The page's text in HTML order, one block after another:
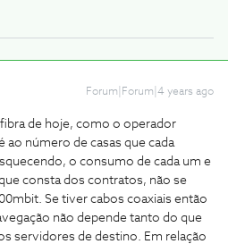
Forum|Forum|4 years ago
de hoje, como o operador
ao número de casas que cada
o consumo de cada um e
consta dos contratos, não se
Se tiver cabos coaxiais então
não depende tanto do que
servidores de destino. Em relação